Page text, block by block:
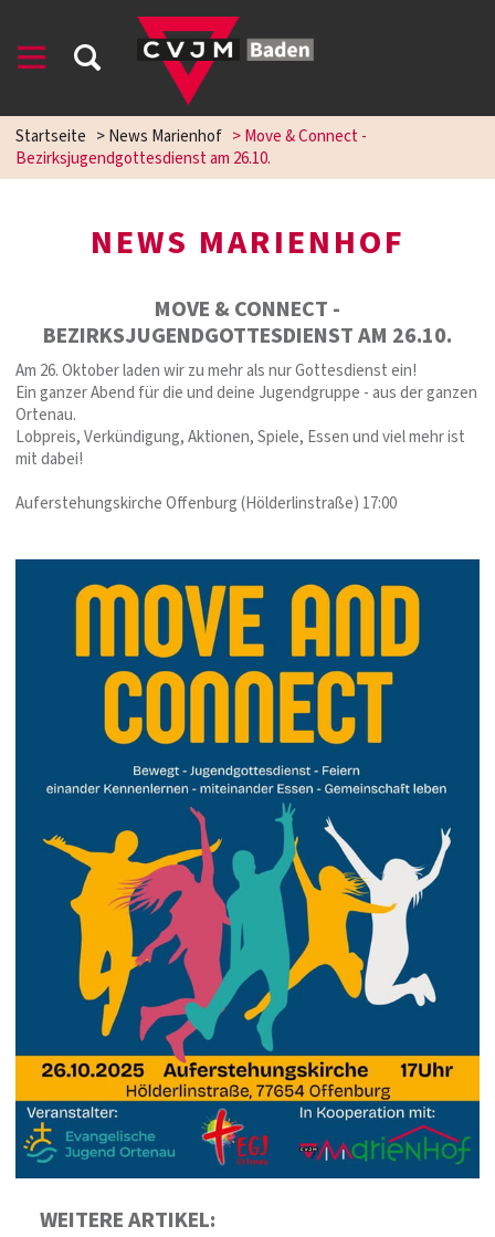
Startseite >News Marienhof >Move & Connect -
Bezirksjugendgottesdienst am 26.10.
NEWS MARIENHOF
MOVE & CONNECT -
BEZIRKSJUGENDGOTTESDIENST AM 26.10.
Am 26. Oktober laden wir zu mehr als nur Gottesdienst ein!
Ein ganzer Abend für die und deine Jugendgruppe - aus der ganzen
Ortenau.
Lobpreis, Verkündigung, Aktionen, Spiele, Essen und viel mehr ist
mit dabei!
Auferstehungskirche Offenburg (Hölderlinstraße) 17:00
WEITERE ARTIKEL: